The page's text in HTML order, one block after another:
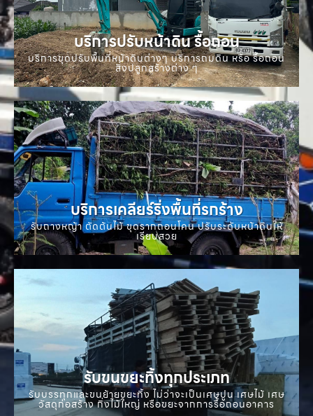
บริการปรับหน้าดิน รื้อถอน
บริการขุดปรับพื้นที่หน้าดินต่างๆ บริการถมดิน หรือ รื้อถอน
สิ่งปลูกสร้างต่าง ๆ
บริการเคลียร์ริ่งพื้นที่รกร้าง
รับถางหญ้า ตัดต้นไม้ ขุดรากถอนโคน ปรับระดับหน้าดินให้
เรียบสวย
รับขนขยะทิ้งทุกประเภท
รับบรรทุกและขนย้ายขยะทิ้ง ไม่ว่าจะเป็นเศษปูน เศษไม้ เศษ
วัสดุก่อสร้าง กิ่งไม้ใหญ่ หรือขยะจากการรื้อถอนอาคาร